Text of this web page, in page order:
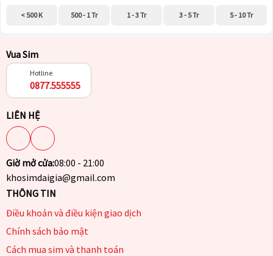
< 500 K 500 - 1 Tr 1 - 3 Tr 3 - 5 Tr 5 - 10 Tr
Vua Sim
Hotline
0877.555555
LIÊN HỆ
Giờ mở cửa:08:00 - 21:00
khosimdaigia@gmail.com
THÔNG TIN
Điều khoản và điều kiện giao dịch
Chính sách bảo mật
Cách mua sim và thanh toán